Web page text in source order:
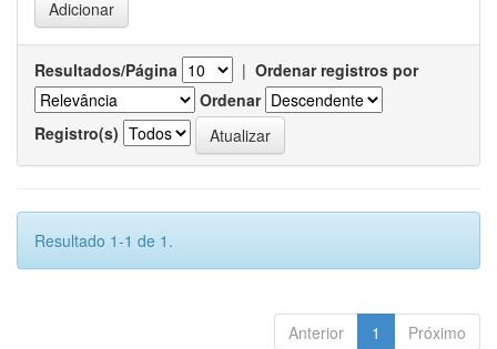
Resultados/Página | Ordenar registros por
Ordenar
Registro(s)
Resultado 1-1 de 1.
Anterior 1 Próximo